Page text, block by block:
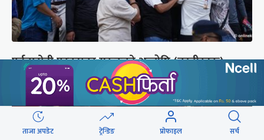
पर्वतारोही पुरबहादुर गुरुङको अन्त्येष्टि (तस्वीरहरू)
ताजा अपडेट ट्रेन्डिङ प्रोफाइल सर्च